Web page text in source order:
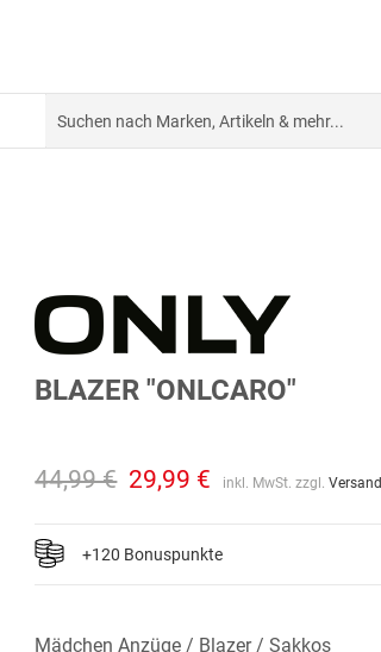
BLAZER "ONLCARO"
44,99 € 29,99 € inkl. MwSt. zzgl.Versand
+120 Bonuspunkte
Mädchen Anzüge / Blazer / Sakkos